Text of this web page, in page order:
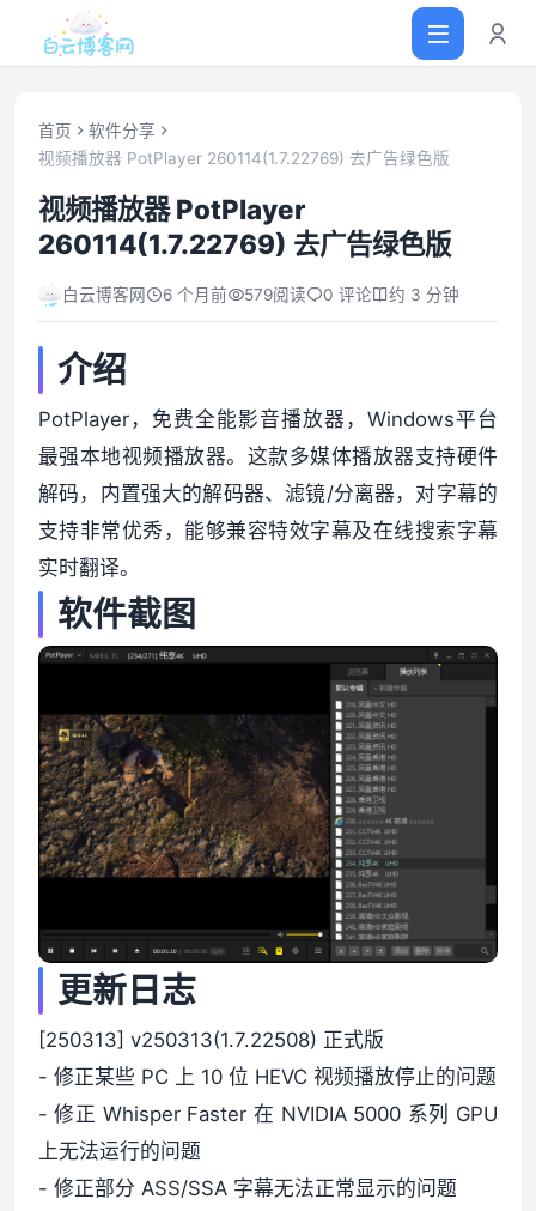
首页
网站源码
软件仓库
主题插件
技术分享
值得一看
资源资讯
首页
软件分享
视频播放器 PotPlayer 260114(1.7.22769) 去广告绿色版
视频播放器 PotPlayer
260114(1.7.22769) 去广告绿色版
白云博客网 6 个月前 579阅读 0 评论 约 3 分钟
介绍
PotPlayer，免费全能影音播放器，Windows平台
最强本地视频播放器。这款多媒体播放器支持硬件
解码，内置强大的解码器、滤镜/分离器，对字幕的
支持非常优秀，能够兼容特效字幕及在线搜索字幕
实时翻译。
软件截图
更新日志
[250313] v250313(1.7.22508) 正式版
- 修正某些 PC 上 10 位 HEVC 视频播放停止的问题
- 修正 Whisper Faster 在 NVIDIA 5000 系列 GPU
上无法运行的问题
- 修正部分 ASS/SSA 字幕无法正常显示的问题